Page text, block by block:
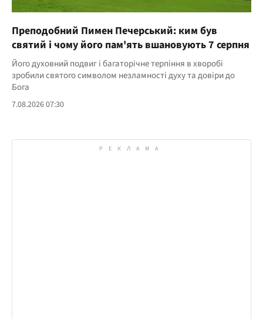
Преподобний Пимен Печерський: ким був
святий і чому його пам'ять вшановують 7 серпня
Його духовний подвиг і багаторічне терпіння в хворобі
зробили святого символом незламності духу та довіри до
Бога
7.08.2026 07:30